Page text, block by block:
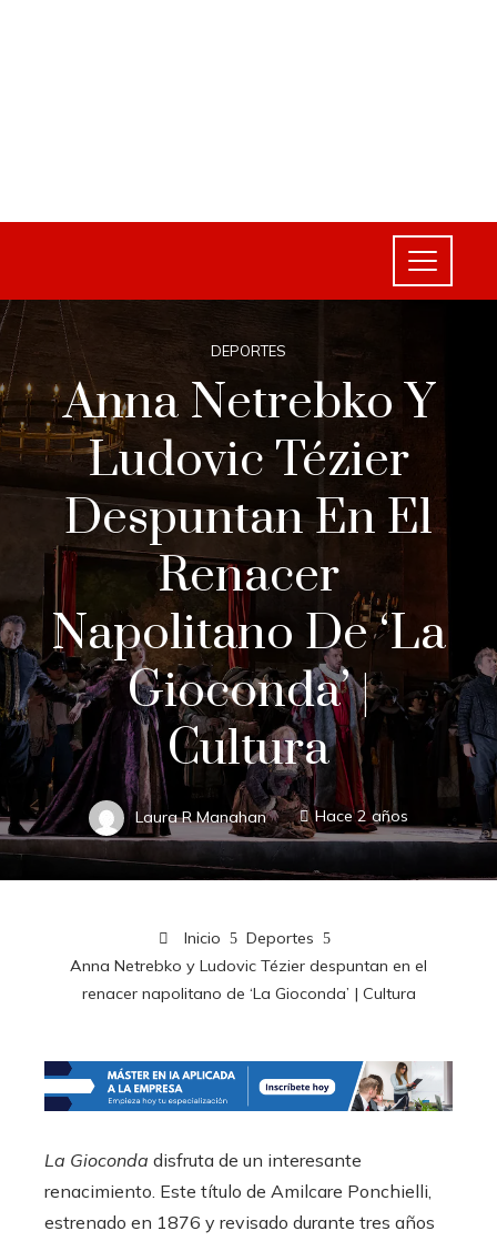
DEPORTES
Anna Netrebko Y
Ludovic Tézier
Despuntan En El
Renacer
Napolitano De ‘La
Gioconda’ |
Cultura
Laura R Manahan Hace 2 años
Inicio
Deportes
Anna Netrebko y Ludovic Tézier despuntan en el
renacer napolitano de ‘La Gioconda’ | Cultura
La Gioconda disfruta de un interesante
renacimiento. Este título de Amilcare Ponchielli,
estrenado en 1876 y revisado durante tres años